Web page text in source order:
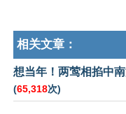
相关文章：
想当年！两莺相掐中
(65,318次)